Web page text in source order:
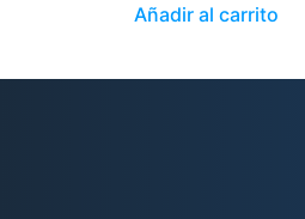
Añadir al carrito